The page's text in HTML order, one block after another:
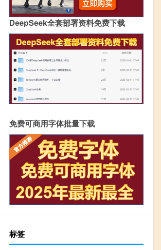
DeepSeek全套部署资料免费下载
免费可商用字体批量下载
标签